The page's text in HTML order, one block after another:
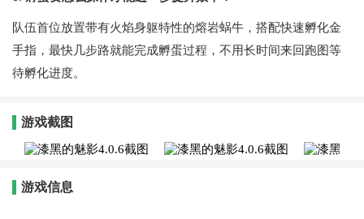
队伍首位放置带有火焰身躯特性的熔岩蜗牛，搭配快速孵化金
手指，最快几步路就能完成孵蛋过程，不用长时间来回跑图等
待孵化进度。
游戏截图
游戏信息